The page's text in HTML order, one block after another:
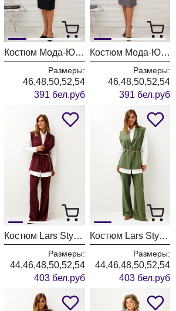
Костюм Мода-Юрс 26-2766 черный + цветы
Размеры:
46,48,50,52,54
391 бел.руб
Костюм Мода-Юрс 26-2538 серый + цветы
Размеры:
46,48,50,52,54
391 бел.руб
Костюм Lars Style 1246 оттенки бордо+молочного
Размеры:
44,46,48,50,52,54
403 бел.руб
Костюм Lars Style 1246/1 оттенки хвои+молочного
Размеры:
44,46,48,50,52,54
403 бел.руб